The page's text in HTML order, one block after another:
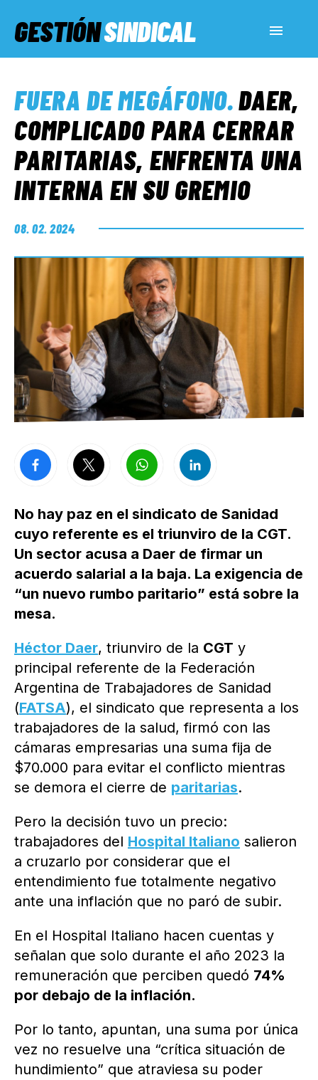
GESTIÓNSINDICAL
SERVICIOS SOCIALES
INFORMES ESPECIALES
FUERA DE MEGÁFONO
EL LADO «G»
FUERA DE MEGÁFONO.DAER,
COMPLICADO PARA CERRAR
PARITARIAS, ENFRENTA UNA
INTERNA EN SU GREMIO
08. 02. 2024
No hay paz en el sindicato de Sanidad
cuyo referente es el triunviro de la CGT.
Un sector acusa a Daer de firmar un
acuerdo salarial a la baja. La exigencia de
“un nuevo rumbo paritario” está sobre la
mesa.
Héctor Daer, triunviro de la CGT y
principal referente de la Federación
Argentina de Trabajadores de Sanidad
(FATSA), el sindicato que representa a los
trabajadores de la salud, firmó con las
cámaras empresarias una suma fija de
$70.000 para evitar el conflicto mientras
se demora el cierre de paritarias.
Pero la decisión tuvo un precio:
trabajadores del Hospital Italiano salieron
a cruzarlo por considerar que el
entendimiento fue totalmente negativo
ante una inflación que no paró de subir.
En el Hospital Italiano hacen cuentas y
señalan que solo durante el año 2023 la
remuneración que perciben quedó 74%
por debajo de la inflación.
Por lo tanto, apuntan, una suma por única
vez no resuelve una “crítica situación de
hundimiento” que atraviesa su poder